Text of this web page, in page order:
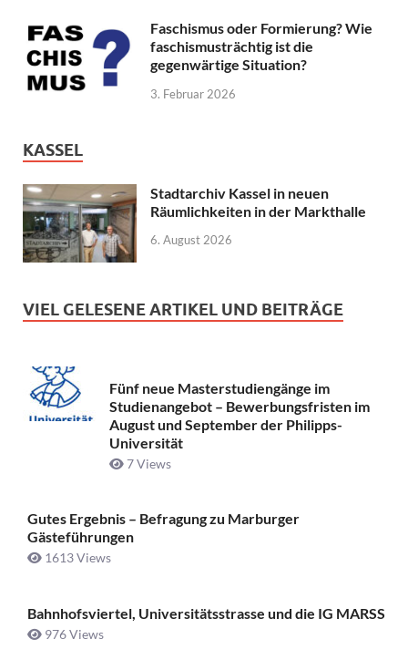
Faschismus oder Formierung? Wie
faschismusträchtig ist die
gegenwärtige Situation?
3. Februar 2026
KASSEL
Stadtarchiv Kassel in neuen
Räumlichkeiten in der Markthalle
6. August 2026
VIEL GELESENE ARTIKEL UND BEITRÄGE
Fünf neue Masterstudiengänge im
Studienangebot – Bewerbungsfristen im
August und September der Philipps-
Universität
7 Views
Gutes Ergebnis – Befragung zu Marburger
Gästeführungen
1613 Views
Bahnhofsviertel, Universitätsstrasse und die IG MARSS
976 Views